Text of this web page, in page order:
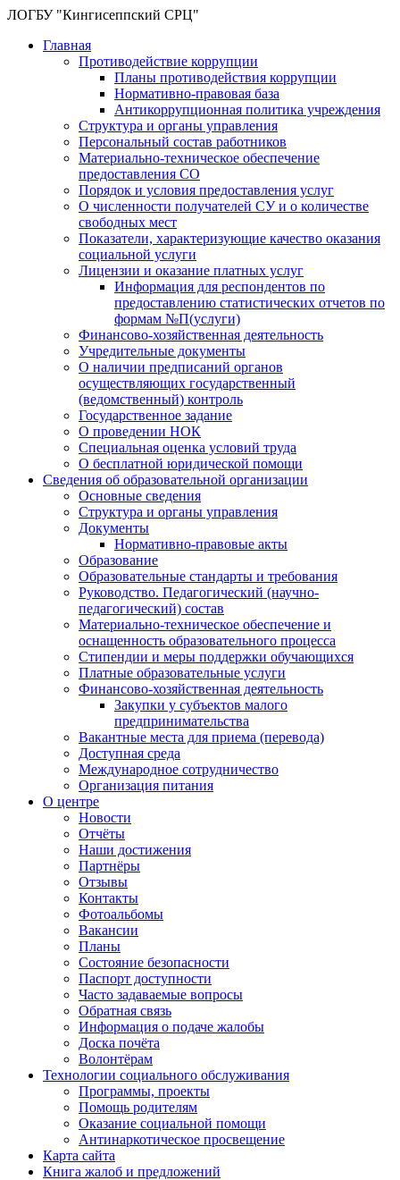
ЛОГБУ "Кингисеппский СРЦ"
Главная
Противодействие коррупции
Планы противодействия коррупции
Нормативно-правовая база
Антикоррупционная политика учреждения
Структура и органы управления
Персональный состав работников
Материально-техническое обеспечение
предоставления СО
Порядок и условия предоставления услуг
О численности получателей СУ и о количестве
свободных мест
Показатели, характеризующие качество оказания
социальной услуги
Лицензии и оказание платных услуг
Информация для респондентов по
предоставлению статистических отчетов по
формам №П(услуги)
Финансово-хозяйственная деятельность
Учредительные документы
О наличии предписаний органов
осуществляющих государственный
(ведомственный) контроль
Государственное задание
О проведении НОК
Специальная оценка условий труда
О бесплатной юридической помощи
Сведения об образовательной организации
Основные сведения
Структура и органы управления
Документы
Нормативно-правовые акты
Образование
Образовательные стандарты и требования
Руководство. Педагогический (научно-
педагогический) состав
Материально-техническое обеспечение и
оснащенность образовательного процесса
Стипендии и меры поддержки обучающихся
Платные образовательные услуги
Финансово-хозяйственная деятельность
Закупки у субъектов малого
предпринимательства
Вакантные места для приема (перевода)
Доступная среда
Международное сотрудничество
Организация питания
О центре
Новости
Отчёты
Наши достижения
Партнёры
Отзывы
Контакты
Фотоальбомы
Вакансии
Планы
Состояние безопасности
Паспорт доступности
Часто задаваемые вопросы
Обратная связь
Информация о подаче жалобы
Доска почёта
Волонтёрам
Технологии социального обслуживания
Программы, проекты
Помощь родителям
Оказание социальной помощи
Антинаркотическое просвещение
Карта сайта
Книга жалоб и предложений